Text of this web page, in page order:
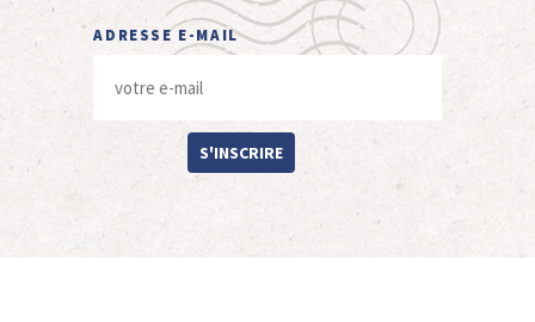
ADRESSE E-MAIL
S'INSCRIRE